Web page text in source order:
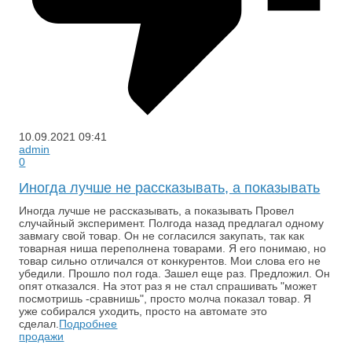
10.09.2021 09:41
admin
0
Иногда лучше не рассказывать, а показывать
Иногда лучше не рассказывать, а показывать Провел
случайный эксперимент. Полгода назад предлагал одному
завмагу свой товар. Он не согласился закупать, так как
товарная ниша переполнена товарами. Я его понимаю, но
товар сильно отличался от конкурентов. Мои слова его не
убедили. Прошло пол года. Зашел еще раз. Предложил. Он
опят отказался. На этот раз я не стал спрашивать "может
посмотришь -сравнишь", просто молча показал товар. Я
уже собирался уходить, просто на автомате это
сделал. Подробнее
продажи